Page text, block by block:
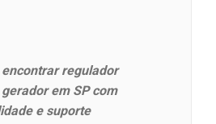
regulador
em SP com
e suporte